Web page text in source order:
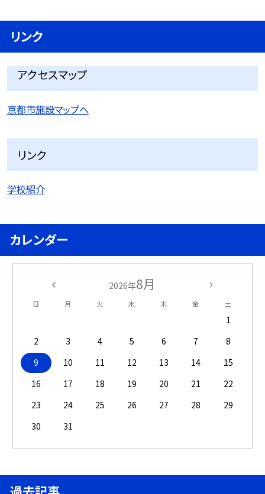
リンク
アクセスマップ
京都市施設マップへ
リンク
学校紹介
カレンダー
2026年8月
日 月 火 水 木 金 土
1
2
3 4 5 6 7
8
9
10 11 12 13 14
15
16
17 18 19 20 21
22
23
24 25 26 27 28
29
30
31